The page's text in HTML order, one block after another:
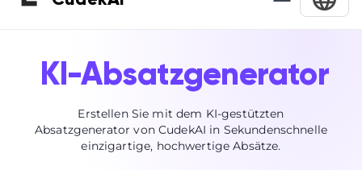
KI-Absatzgenerator
Erstellen Sie mit dem KI-gestützten
Absatzgenerator von CudekAI in Sekundenschnelle
einzigartige, hochwertige Absätze.